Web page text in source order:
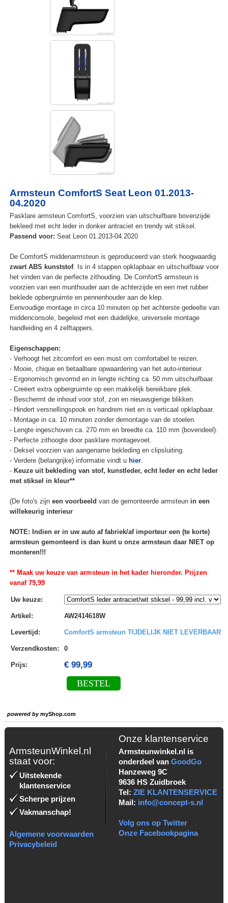
Armsteun ComfortS Seat Leon 01.2013-
04.2020
Pasklare armsteun ComfortS, voorzien van uitschuifbare bovenzijde
bekleed met echt leder in donker antraciet en trendy wit stiksel.
Passend voor: Seat Leon 01.2013-04.2020
De ComfortS middenarmsteun is geproduceerd van sterk hoogwaardig
zwart ABS kunststof. Is in 4 stappen opklapbaar en uitschuifbaar voor
het vinden van de perfecte zithouding. De ComfortS armsteun is
voorzien van een munthouder aan de achterzijde en een met rubber
beklede opbergruimte en pennenhouder aan de klep.
Eenvoudige montage in circa 10 minuten op het achterste gedeelte van
middenconsole, begeleid met een duidelijke, universele montage
handleiding en 4 zelftappers.
Eigenschappen:
- Verhoogt het zitcomfort en een must om comfortabel te reizen.
- Mooie, chique en betaalbare opwaardering van het auto-interieur.
- Ergonomisch gevormd en in lengte richting ca. 50 mm uitschuifbaar.
- Creëert extra opbergruimte op een makkelijk bereikbare plek.
- Beschermt de inhoud voor stof, zon en nieuwsgierige blikken.
- Hindert versnellingspook en handrem niet en is verticaal opklapbaar.
- Montage in ca. 10 minuten zonder demontage van de stoelen.
- Lengte ingeschoven ca. 270 mm en breedte ca. 110 mm (bovendeel).
- Perfecte zithoogte door pasklare montagevoet.
- Deksel voorzien van aangename bekleding en clipsluiting.
- Verdere (belangrijke) informatie vindt u hier.
- Keuze uit bekleding van stof, kunstleder, echt leder en echt leder
met stiksel in kleur**
(De foto's zijn een voorbeeld van de gemonteerde armsteun in een
willekeurig interieur
NOTE: Indien er in uw auto af fabriek/af importeur een (te korte)
armsteun gemonteerd is dan kunt u onze armsteun daar NIET op
monteren!!!
** Maak uw keuze van armsteun in het kader hieronder. Prijzen
vanaf 79,99
Uw keuze:
Artikel : AW2414618W
Levertijd : ComfortS armsteun TIJDELIJK NIET LEVERBAAR
Verzendkosten: 0
Prijs: € 99,99
BESTEL
powered bymyShop.com
ArmsteunWinkel.nl
staat voor:
Uitstekende
klantenservice
Scherpe prijzen
Vakmanschap!
Algemene voorwaarden
Privacybeleid
Onze klantenservice
Armsteunwinkel.nl is
onderdeel van GoodGo
Hanzeweg 9C
9636 HS Zuidbroek
Tel: ZIE KLANTENSERVICE
Mail: info@concept-s.nl
Volg ons op Twitter
Onze Facebookpagina